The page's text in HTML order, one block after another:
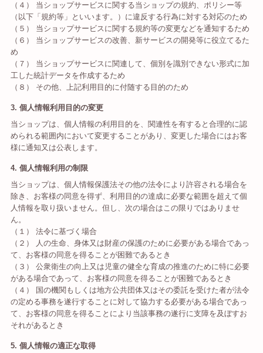
（４） 当ショップサービスに関する当ショップの規約、ポリシー等
（以下「規約等」といいます。）に違反する行為に対する対応のため
（５） 当ショップサービスに関する規約等の変更などを通知するため
（６） 当ショップサービスの改善、新サービスの開発等に役立てるた
め
（７） 当ショップサービスに関連して、個別を識別できない形式に加
工した統計データを作成するため
（８） その他、上記利用目的に付随する目的のため
3. 個人情報利用目的の変更
当ショップは、個人情報の利用目的を、関連性を有すると合理的に認
められる範囲内において変更することがあり、変更した場合にはお客
様に通知又は公表します。
4. 個人情報利用の制限
当ショップは、個人情報保護法その他の法令により許容される場合を
除き、お客様の同意を得ず、利用目的の達成に必要な範囲を超えて個
人情報を取り扱いません。但し、次の場合はこの限りではありませ
ん。
（１） 法令に基づく場合
（２） 人の生命、身体又は財産の保護のために必要がある場合であっ
て、お客様の同意を得ることが困難であるとき
（３） 公衆衛生の向上又は児童の健全な育成の推進のために特に必要
がある場合であって、お客様の同意を得ることが困難であるとき
（４） 国の機関もしくは地方公共団体又はその委託を受けた者が法令
の定める事務を遂行することに対して協力する必要がある場合であっ
て、お客様の同意を得ることにより当該事務の遂行に支障を及ぼすお
それがあるとき
5. 個人情報の適正な取得